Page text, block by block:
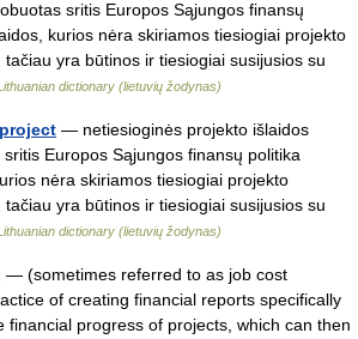
sritis Europos Sąjungos finansų
kurios nėra skiriamos tiesiogiai projekto
yra būtinos ir tiesiogiai susijusios su
dictionary (lietuvių žodynas)
— netiesioginės projekto išlaidos
Europos Sąjungos finansų politika
nėra skiriamos tiesiogiai projekto
yra būtinos ir tiesiogiai susijusios su
dictionary (lietuvių žodynas)
— (sometimes referred to as job cost
of creating financial reports specifically
financial progress of projects, which can then